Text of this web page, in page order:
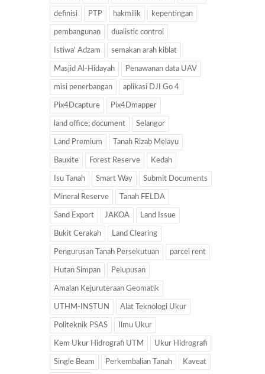
definisi PTP hakmilik kepentingan
pembangunan dualistic control
Istiwa' Adzam semakan arah kiblat
Masjid Al-Hidayah Penawanan data UAV
misi penerbangan aplikasi DJI Go 4
Pix4Dcapture Pix4Dmapper
land office; document Selangor
Land Premium Tanah Rizab Melayu
Bauxite Forest Reserve Kedah
Isu Tanah Smart Way Submit Documents
Mineral Reserve Tanah FELDA
Sand Export JAKOA Land Issue
Bukit Cerakah Land Clearing
Pengurusan Tanah Persekutuan parcel rent
Hutan Simpan Pelupusan
Amalan Kejuruteraan Geomatik
UTHM-INSTUN Alat Teknologi Ukur
Politeknik PSAS Ilmu Ukur
Kem Ukur Hidrografi UTM Ukur Hidrografi
Single Beam Perkembalian Tanah Kaveat